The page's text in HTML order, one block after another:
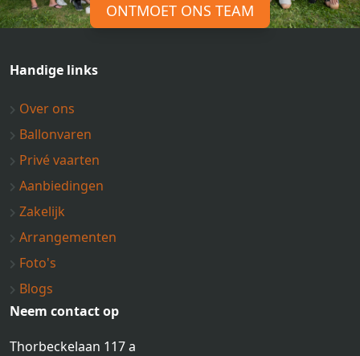
ONTMOET ONS TEAM
Handige links
Over ons
Ballonvaren
Privé vaarten
Aanbiedingen
Zakelijk
Arrangementen
Foto's
Blogs
Neem contact op
Thorbeckelaan 117 a